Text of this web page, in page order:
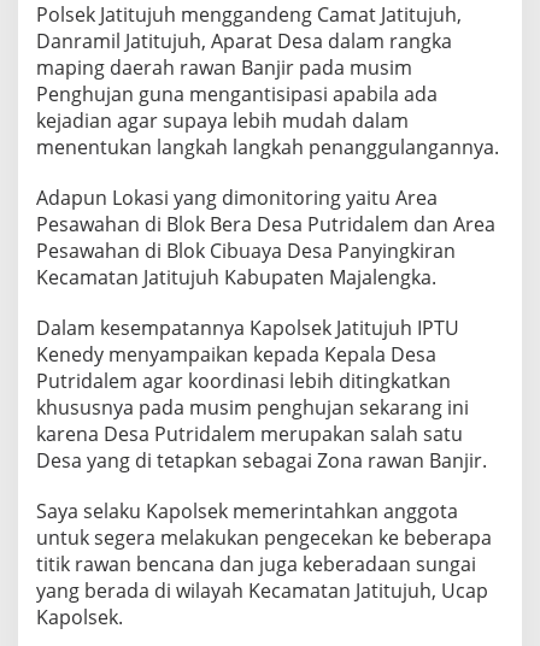
Polsek Jatitujuh menggandeng Camat Jatitujuh,
Danramil Jatitujuh, Aparat Desa dalam rangka
maping daerah rawan Banjir pada musim
Penghujan guna mengantisipasi apabila ada
kejadian agar supaya lebih mudah dalam
menentukan langkah langkah penanggulangannya.
Adapun Lokasi yang dimonitoring yaitu Area
Pesawahan di Blok Bera Desa Putridalem dan Area
Pesawahan di Blok Cibuaya Desa Panyingkiran
Kecamatan Jatitujuh Kabupaten Majalengka.
Dalam kesempatannya Kapolsek Jatitujuh IPTU
Kenedy menyampaikan kepada Kepala Desa
Putridalem agar koordinasi lebih ditingkatkan
khususnya pada musim penghujan sekarang ini
karena Desa Putridalem merupakan salah satu
Desa yang di tetapkan sebagai Zona rawan Banjir.
Saya selaku Kapolsek memerintahkan anggota
untuk segera melakukan pengecekan ke beberapa
titik rawan bencana dan juga keberadaan sungai
yang berada di wilayah Kecamatan Jatitujuh, Ucap
Kapolsek.